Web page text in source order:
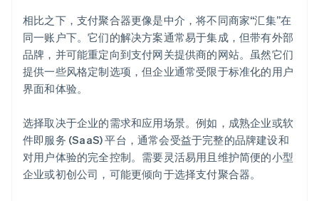
相比之下，支付聚合器更像是中介，将不同商家“汇集”在
同一账户下。它们的解决方案通常易于集成，但带有外部
品牌，并可能重定向到支付网关提供商的网站。虽然它们
提供一些风格定制选项，但企业通常受限于标准化的用户
界面和体验。
选择取决于企业的需求和应用场景。例如，成熟企业或软
件即服务 (SaaS) 平台，通常会受益于完整的品牌建设和
对用户体验的完全控制。需要灵活易用且维护简便的小型
企业或初创公司，可能更倾向于选择支付聚合器。